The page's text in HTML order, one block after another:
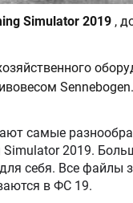
Sennebogen 2700kg для Farming Simulator 2019 ,
выбор модов,
себя. Все файлы
архив, легко распаковываются, и легко устанавливаются в ФС 19.